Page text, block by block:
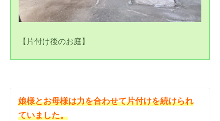
【片付け後のお庭】
娘様とお母様は力を合わせて片付けを続けられ
ていました。